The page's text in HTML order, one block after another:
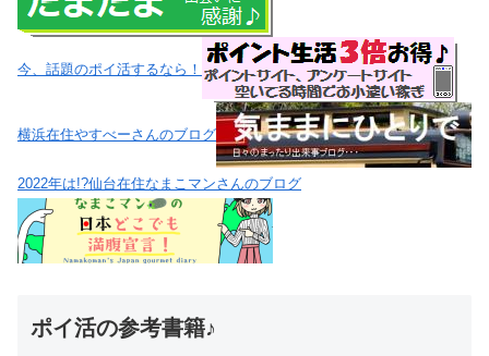
今、話題のポイ活するなら！
横浜在住やすべーさんのブログ
2022年は!?仙台在住なまこマンさんのブログ
ポイ活の参考書籍♪